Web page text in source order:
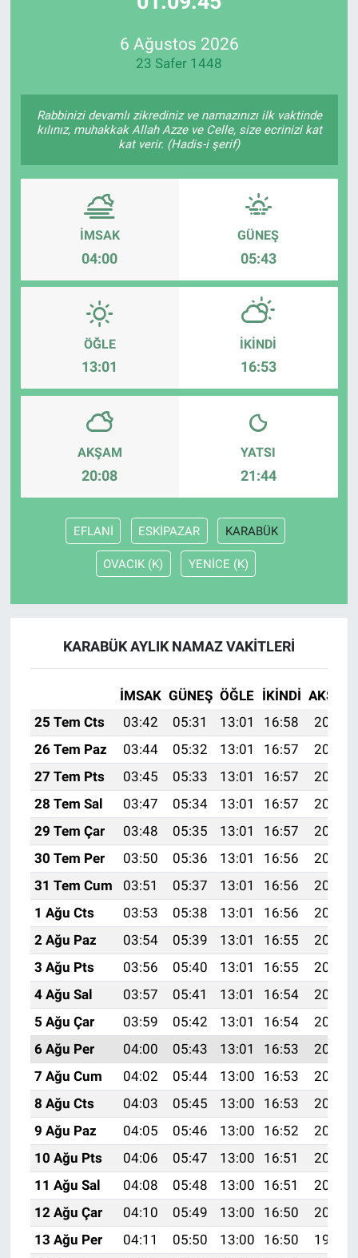
6 Ağustos 2026
23 Safer 1448
Rabbinizi devamlı zikrediniz ve namazınızı ilk vaktinde
kılınız, muhakkak Allah Azze ve Celle, size ecrinizi kat
kat verir. (Hadis-i şerif)
İMSAK
04:00
GÜNEŞ
05:43
ÖĞLE
13:01
İKINDI
16:53
AKŞAM
20:08
YATSI
21:44
EFLANİ ESKİPAZAR KARABÜK
OVACIK (K) YENİCE (K)
KARABÜK AYLIK NAMAZ VAKITLERI
İMSAK GÜNEŞ ÖĞLE İKINDI AKŞAM
25 Tem Cts
03:42 05:31 13:01 16:58
20:21
26 Tem Paz
03:44 05:32 13:01 16:57
20:20
27 Tem Pts
03:45 05:33 13:01 16:57
20:19
28 Tem Sal
03:47 05:34 13:01 16:57
20:18
29 Tem Çar
03:48 05:35 13:01 16:57
20:17
30 Tem Per
03:50 05:36 13:01 16:56
20:16
31 Tem Cum
03:51 05:37 13:01 16:56
20:15
1 Ağu Cts
03:53 05:38 13:01 16:56
20:14
2 Ağu Paz
03:54 05:39 13:01 16:55
20:13
3 Ağu Pts
03:56 05:40 13:01 16:55
20:12
4 Ağu Sal
03:57 05:41 13:01 16:54
20:11
5 Ağu Çar
03:59 05:42 13:01 16:54
20:10
6 Ağu Per
04:00 05:43 13:01 16:53
20:08
7 Ağu Cum
04:02 05:44 13:00 16:53
20:07
8 Ağu Cts
04:03 05:45 13:00 16:53
20:06
9 Ağu Paz
04:05 05:46 13:00 16:52
20:05
10 Ağu Pts
04:06 05:47 13:00 16:51
20:03
11 Ağu Sal
04:08 05:48 13:00 16:51
20:02
12 Ağu Çar
04:10 05:49 13:00 16:50
20:01
13 Ağu Per
04:11 05:50 13:00 16:50
19:59
Özel Haberler
Erişim Bilgileri
Sağlık
Ramazan